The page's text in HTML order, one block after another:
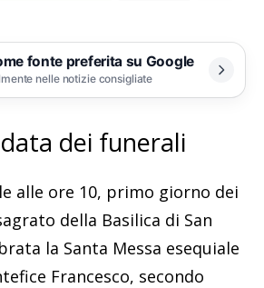
fonte preferita su Google
nelle notizie consigliate
dei funerali
alle ore 10, primo giorno dei
della Basilica di San
la Santa Messa esequiale
Francesco, secondo